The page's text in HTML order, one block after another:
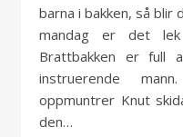
barna i bakken, så
mandag er det lek
Brattbakken er full
instruerende
oppmuntrer Knut
den…